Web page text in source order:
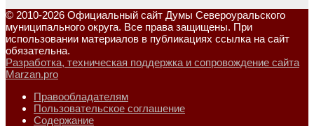
© 2010-2026 Официальный сайт Думы Североуральского
муниципального округа. Все права защищены. При
использовании материалов в публикациях ссылка на сайт
обязательна.
Разработка, техническая поддержка и сопровождение сайта
Marzan.pro
Правообладателям
Пользовательское соглашение
Содержание